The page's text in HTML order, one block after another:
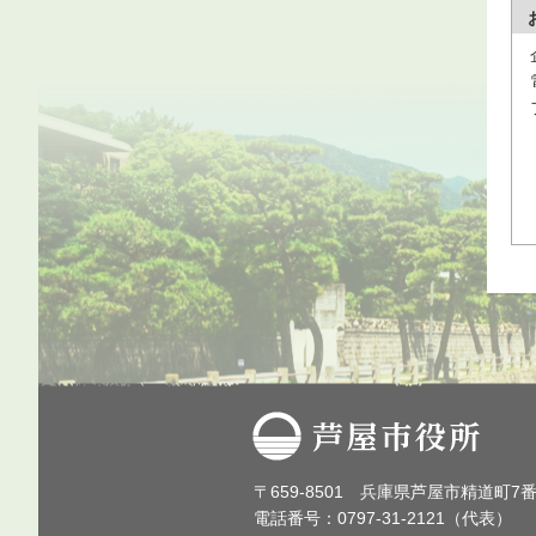
芦屋市役所
〒659-8501 兵庫県芦屋市精道町7
電話番号：0797-31-2121（代表）